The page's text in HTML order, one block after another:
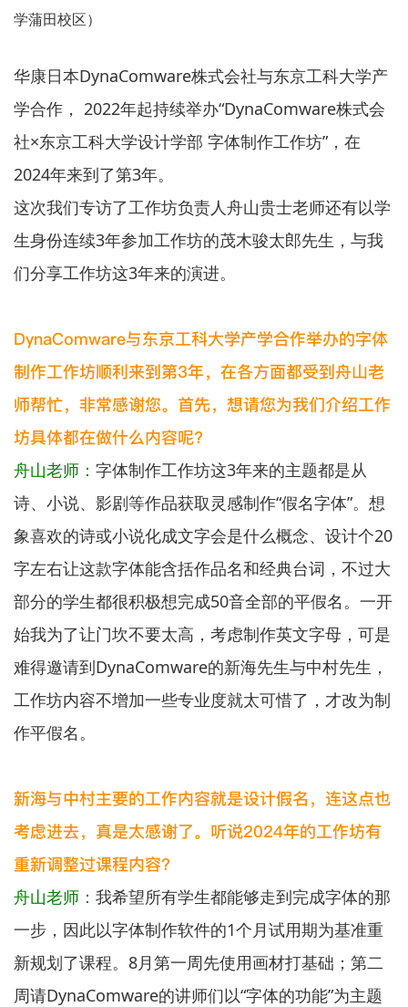
学蒲田校区）
华康日本DynaComware株式会社与东京工科大学产
学合作， 2022年起持续举办“DynaComware株式会
社×东京工科大学设计学部 字体制作工作坊”，在
2024年来到了第3年。
这次我们专访了工作坊负责人舟山贵士老师还有以学
生身份连续3年参加工作坊的茂木骏太郎先生，与我
们分享工作坊这3年来的演进。
DynaComware与东京工科大学产学合作举办的字体
制作工作坊顺利来到第3年，在各方面都受到舟山老
师帮忙，非常感谢您。首先，想请您为我们介绍工作
坊具体都在做什么内容呢？
舟山老师： 字体制作工作坊这3年来的主题都是从
诗、小说、影剧等作品获取灵感制作“假名字体”。想
象喜欢的诗或小说化成文字会是什么概念、设计个20
字左右让这款字体能含括作品名和经典台词，不过大
部分的学生都很积极想完成50音全部的平假名。一开
始我为了让门坎不要太高，考虑制作英文字母，可是
难得邀请到DynaComware的新海先生与中村先生，
工作坊内容不增加一些专业度就太可惜了，才改为制
作平假名。
新海与中村主要的工作内容就是设计假名，连这点也
考虑进去，真是太感谢了。听说2024年的工作坊有
重新调整过课程内容？
舟山老师： 我希望所有学生都能够走到完成字体的那
一步，因此以字体制作软件的1个月试用期为基准重
新规划了课程。8月第一周先使用画材打基础；第二
周请DynaComware的讲师们以“字体的功能”为主题